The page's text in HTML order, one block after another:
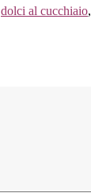
dolci al cucchiaio,